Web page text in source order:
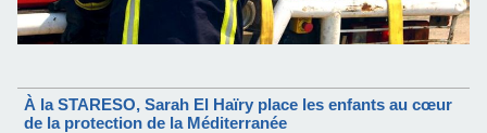
À la STARESO, Sarah El Haïry place les enfants au cœur
de la protection de la Méditerranée